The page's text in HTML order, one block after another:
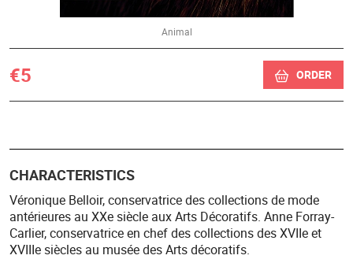
Animal
€5 ORDER
CHARACTERISTICS
Véronique Belloir, conservatrice des collections de mode
antérieures au XXe siècle aux Arts Décoratifs. Anne Forray-
Carlier, conservatrice en chef des collections des XVIIe et
XVIIIe siècles au musée des Arts décoratifs.